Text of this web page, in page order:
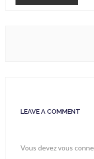
LEAVE A COMMENT
Vous devezvous